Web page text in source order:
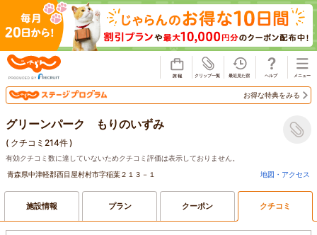
お得な特典をみる
グリーンパーク もりのいずみ
( クチコミ214件)
有効クチコミ数に達していないためクチコミ評価は表示しておりません。
青森県中津軽郡西目屋村村市字稲葉２１３－１
地図・アクセス
施設情報 プラン クーポン クチコミ